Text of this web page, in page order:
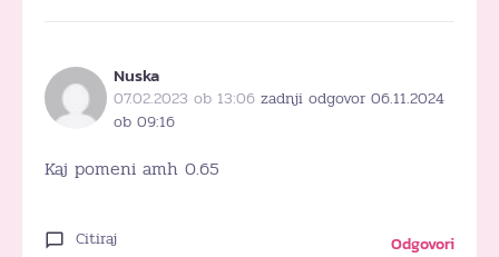
Nuska
07.02.2023 ob 13:06 zadnji odgovor 06.11.2024
ob 09:16
Kaj pomeni amh 0.65
Citiraj Odgovori